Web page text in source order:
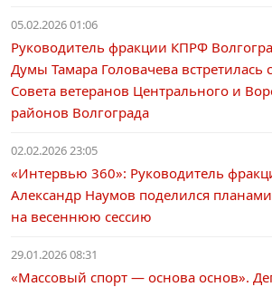
05.02.2026 01:06
Руководитель фракции КПРФ
Думы Тамара Головачева встретилась
Совета ветеранов Центрального и
районов Волгограда
02.02.2026 23:05
«Интервью 360»: Руководитель
Александр Наумов поделился
на весеннюю сессию
29.01.2026 08:31
«Массовый спорт — основа основ».